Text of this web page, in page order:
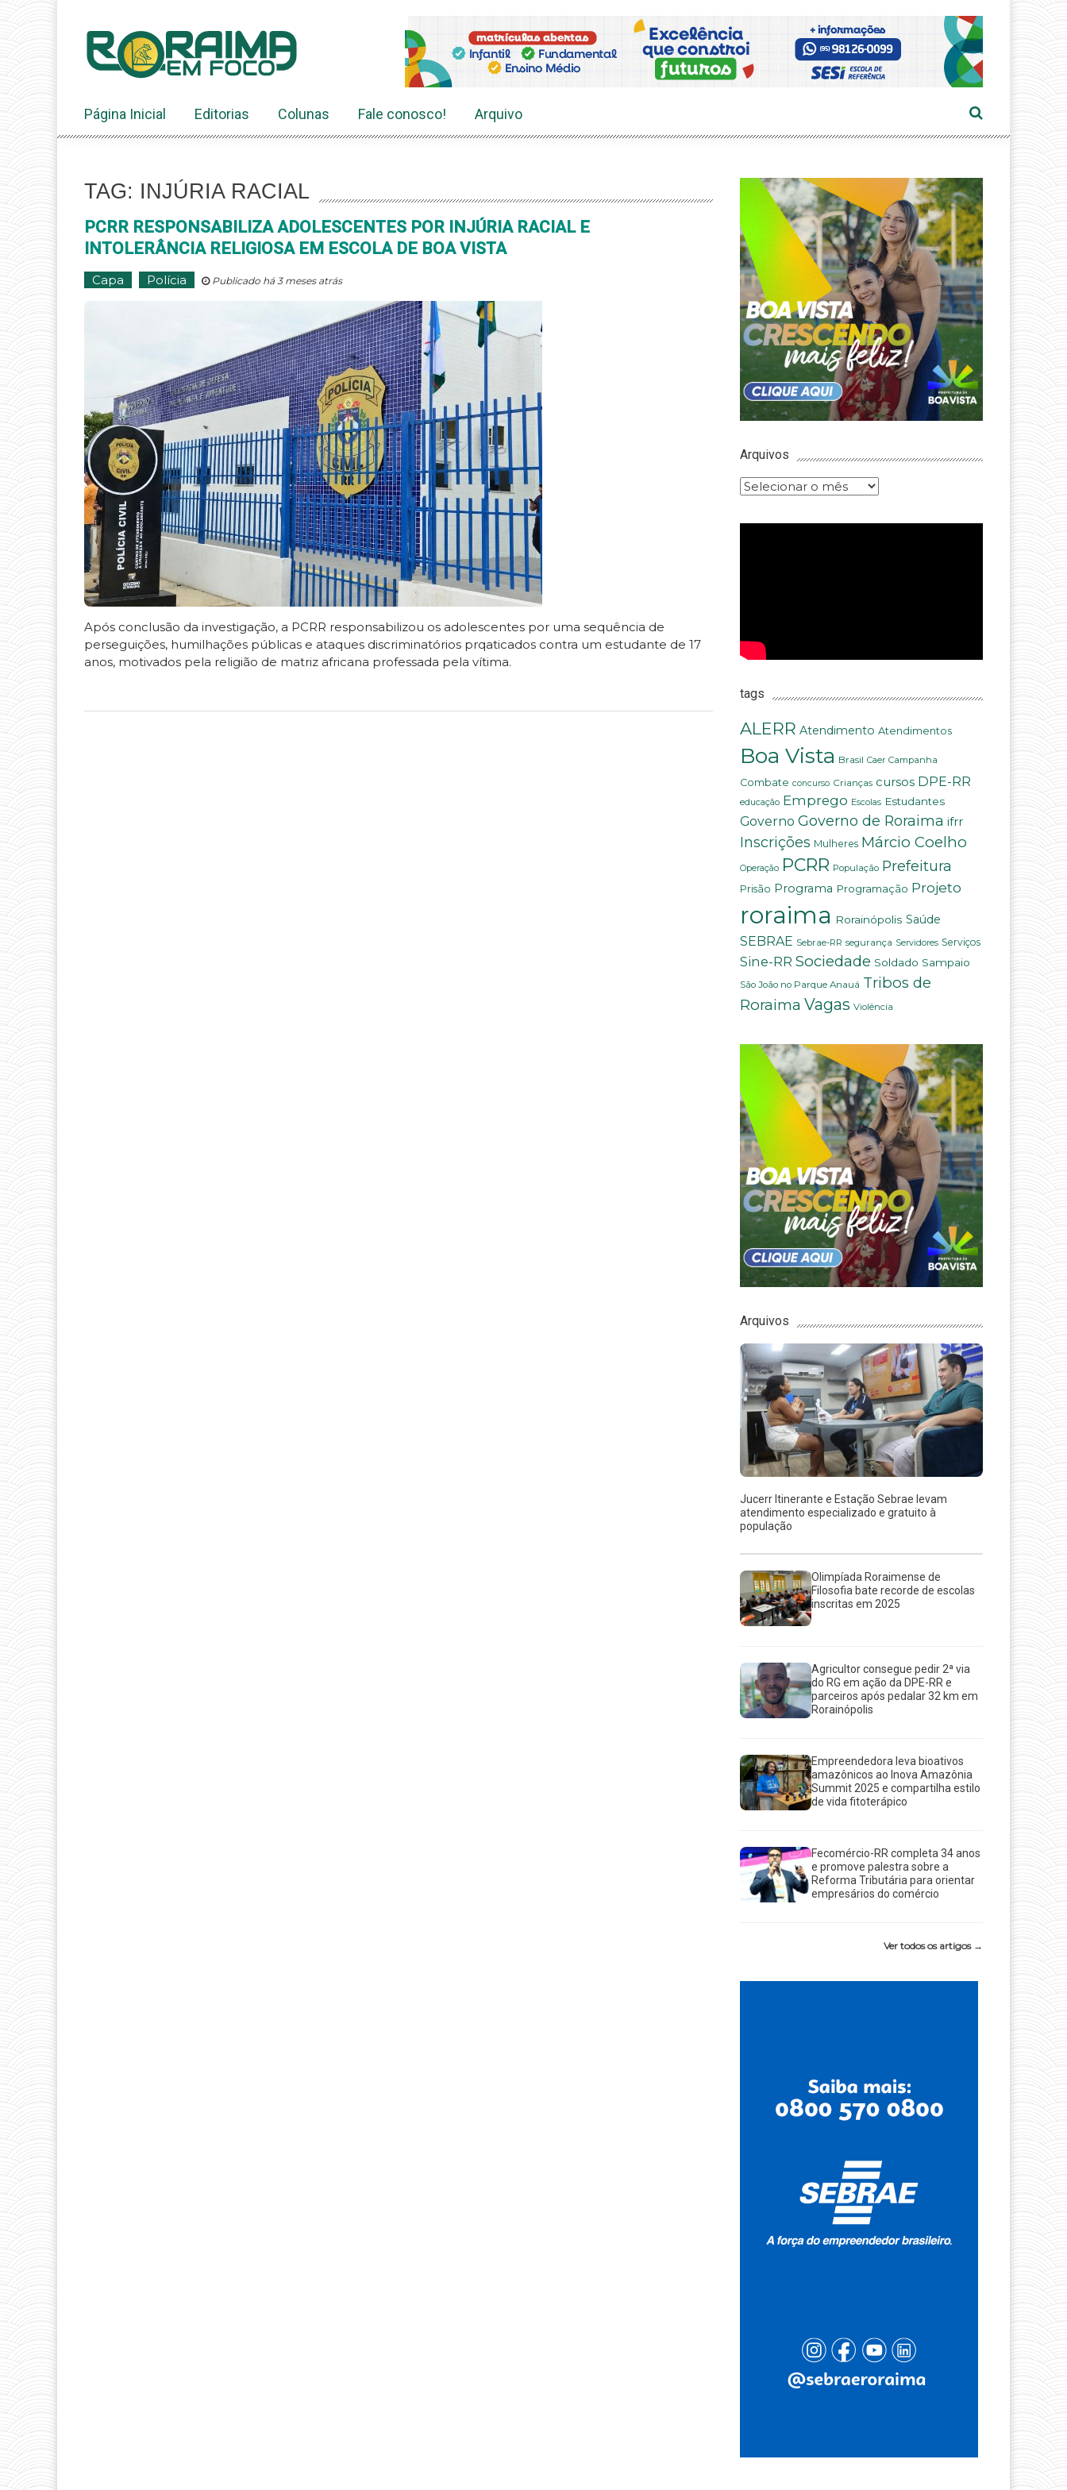
conteúdo
Página Inicial Editorias Colunas Fale conosco! Arquivo
TAG: INJÚRIA RACIAL
PCRR RESPONSABILIZA ADOLESCENTES POR INJÚRIA RACIAL E
INTOLERÂNCIA RELIGIOSA EM ESCOLA DE BOA VISTA
Capa Polícia Publicado há 3 meses atrás
Após conclusão da investigação, a PCRR responsabilizou os adolescentes por uma sequência de
perseguições, humilhações públicas e ataques discriminatórios prqaticados contra um estudante de 17
anos, motivados pela religião de matriz africana professada pela vítima.
Arquivos
Arquivos
tags
ALERR Atendimento Atendimentos
Boa Vista Brasil Caer Campanha
Combate concurso Crianças cursos DPE-RR
educação Emprego Escolas Estudantes
Governo Governo de Roraima ifrr
Inscrições Mulheres Márcio Coelho
Operação PCRR População Prefeitura
Prisão Programa Programação Projeto
roraima Rorainópolis Saúde
SEBRAE Sebrae-RR segurança Servidores Serviços
Sine-RR Sociedade Soldado Sampaio
São João no Parque Anauá Tribos de
Roraima Vagas Violência
Arquivos
Jucerr Itinerante e Estação Sebrae levam
atendimento especializado e gratuito à
população
Olimpíada Roraimense de
Filosofia bate recorde de escolas
inscritas em 2025
Agricultor consegue pedir 2ª via
do RG em ação da DPE-RR e
parceiros após pedalar 32 km em
Rorainópolis
Empreendedora leva bioativos
amazônicos ao Inova Amazônia
Summit 2025 e compartilha estilo
de vida fitoterápico
Fecomércio-RR completa 34 anos
e promove palestra sobre a
Reforma Tributária para orientar
empresários do comércio
Ver todos os artigos →